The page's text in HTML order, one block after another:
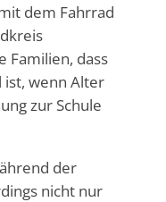
dem Fahrrad
Familien, dass
ist, wenn Alter
zur Schule
der
nicht nur